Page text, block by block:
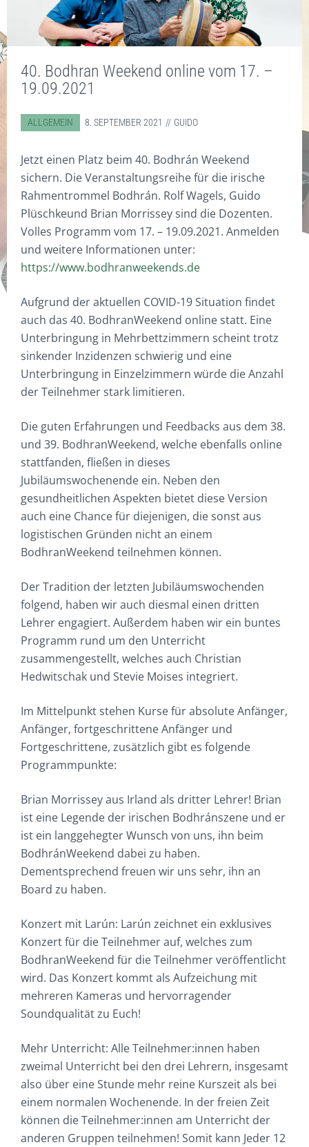
ZUBEHÖR
WORKSHOPS
STANDARD
EBENHOLZ
COCOBOLO
HOT RODS
KLICKSTICKS
FILZ
VERY SPECIAL
TASCHEN
ZUBEHÖR
DIGITAL WORKSHOPS
DVD
T-SHIRTS & POLO-SHIRTS
GUTSCHEINE
DISKOGRAFIE
SOUNDBEISPIELE
VIDEOS
FOTOS
KONTAKT
SONSTIGES
BODHRÁN WITZE
WARENKORB
DIGITAL WORKSHOPS
40. Bodhran Weekend online vom 17. –
19.09.2021
ABGELEGT IN:
ALLGEMEIN 8. SEPTEMBER 2021 GUIDO
Jetzt einen Platz beim 40. Bodhrán Weekend
sichern. Die Veranstaltungsreihe für die irische
Rahmentrommel Bodhrán. Rolf Wagels, Guido
Plüschkeund Brian Morrissey sind die Dozenten.
Volles Programm vom 17. – 19.09.2021. Anmelden
und weitere Informationen unter:
https://www.bodhranweekends.de
Aufgrund der aktuellen COVID-19 Situation findet
auch das 40. BodhranWeekend online statt. Eine
Unterbringung in Mehrbettzimmern scheint trotz
sinkender Inzidenzen schwierig und eine
Unterbringung in Einzelzimmern würde die Anzahl
der Teilnehmer stark limitieren.
Die guten Erfahrungen und Feedbacks aus dem 38.
und 39. BodhranWeekend, welche ebenfalls online
stattfanden, fließen in dieses
Jubiläumswochenende ein. Neben den
gesundheitlichen Aspekten bietet diese Version
auch eine Chance für diejenigen, die sonst aus
logistischen Gründen nicht an einem
BodhranWeekend teilnehmen können.
Der Tradition der letzten Jubiläumswochenden
folgend, haben wir auch diesmal einen dritten
Lehrer engagiert. Außerdem haben wir ein buntes
Programm rund um den Unterricht
zusammengestellt, welches auch Christian
Hedwitschak und Stevie Moises integriert.
Im Mittelpunkt stehen Kurse für absolute Anfänger,
Anfänger, fortgeschrittene Anfänger und
Fortgeschrittene, zusätzlich gibt es folgende
Programmpunkte:
Brian Morrissey aus Irland als dritter Lehrer! Brian
ist eine Legende der irischen Bodhránszene und er
ist ein langgehegter Wunsch von uns, ihn beim
BodhránWeekend dabei zu haben.
Dementsprechend freuen wir uns sehr, ihn an
Board zu haben.
Konzert mit Larún: Larún zeichnet ein exklusives
Konzert für die Teilnehmer auf, welches zum
BodhranWeekend für die Teilnehmer veröffentlicht
wird. Das Konzert kommt als Aufzeichung mit
mehreren Kameras und hervorragender
Soundqualität zu Euch!
Mehr Unterricht: Alle Teilnehmer:innen haben
zweimal Unterricht bei den drei Lehrern, insgesamt
also über eine Stunde mehr reine Kurszeit als bei
einem normalen Wochenende. In der freien Zeit
können die Teilnehmer:innen am Unterricht der
anderen Gruppen teilnehmen! Somit kann Jeder 12